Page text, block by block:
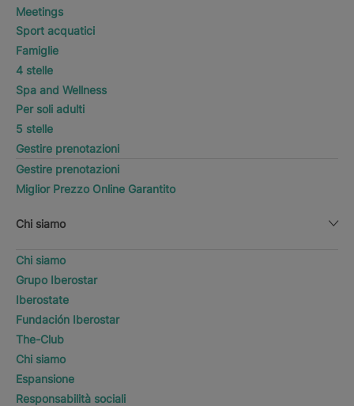
Meetings
Sport acquatici
Famiglie
4 stelle
Spa and Wellness
Per soli adulti
5 stelle
Gestire prenotazioni
Gestire prenotazioni
Miglior Prezzo Online Garantito
Chi siamo
Chi siamo
Grupo Iberostar
Iberostate
Fundación Iberostar
The-Club
Chi siamo
Espansione
Responsabilità sociali